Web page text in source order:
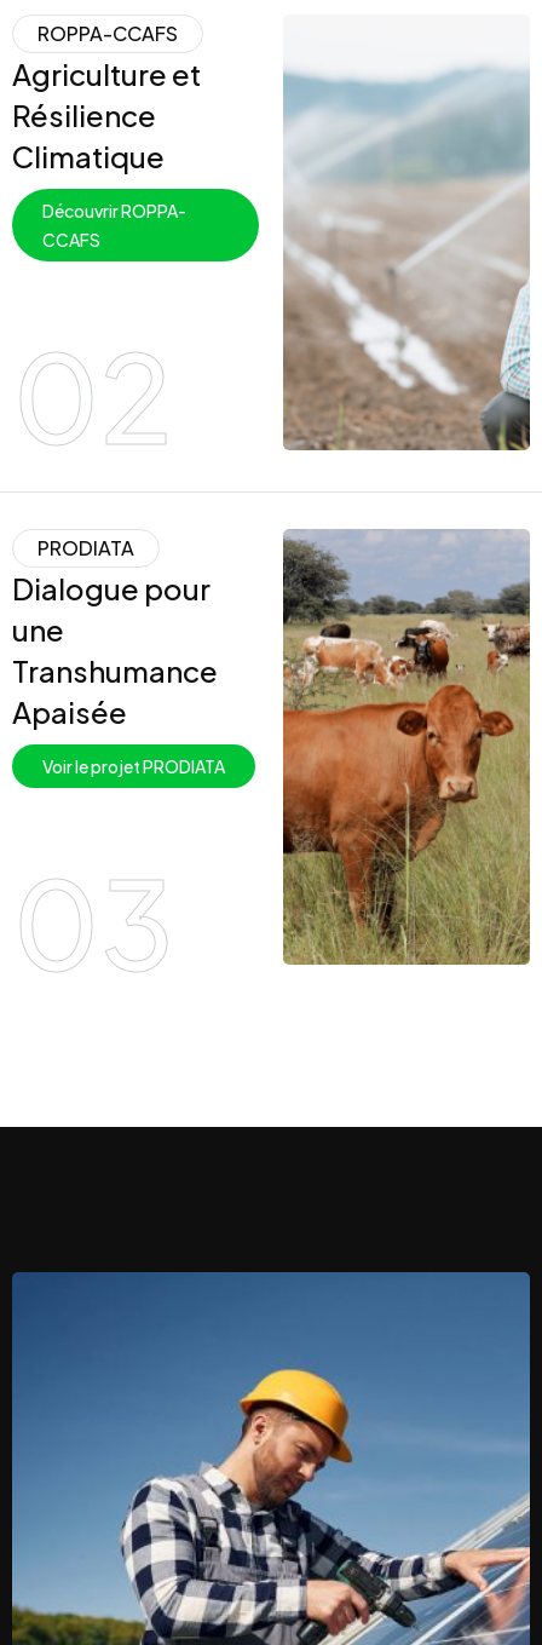
ROPPA-CCAFS
Agriculture et
Résilience
Climatique
Découvrir ROPPA-
CCAFS
02
PRODIATA
Dialogue pour
une
Transhumance
Apaisée
Voir le projet PRODIATA
03